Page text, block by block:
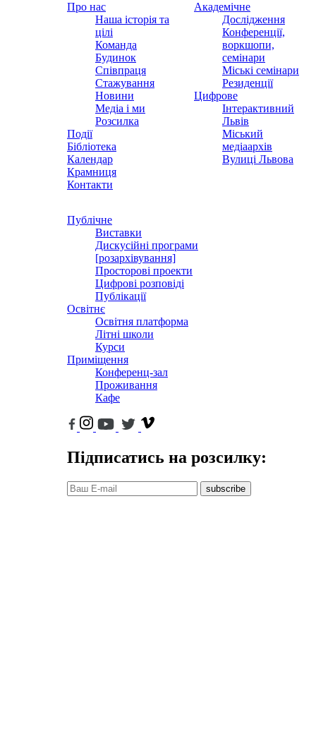
Про нас
Наша історія та
цілі
Команда
Будинок
Співпраця
Стажування
Новини
Медіа і ми
Розсилка
Події
Бібліотека
Календар
Крамниця
Контакти
Академічне
Дослідження
Конференції,
воркшопи,
семінари
Міські семінари
Резиденції
Цифрове
Інтерактивний
Львів
Міський
медіаархів
Вулиці Львова
Публічне
Виставки
Дискусійні програми
[розархівування]
Просторові проекти
Цифрові розповіді
Публікації
Освітнє
Освітня платформа
Літні школи
Курси
Приміщення
Конференц-зал
Проживання
Кафе
Підписатись на розсилку:
subscribe